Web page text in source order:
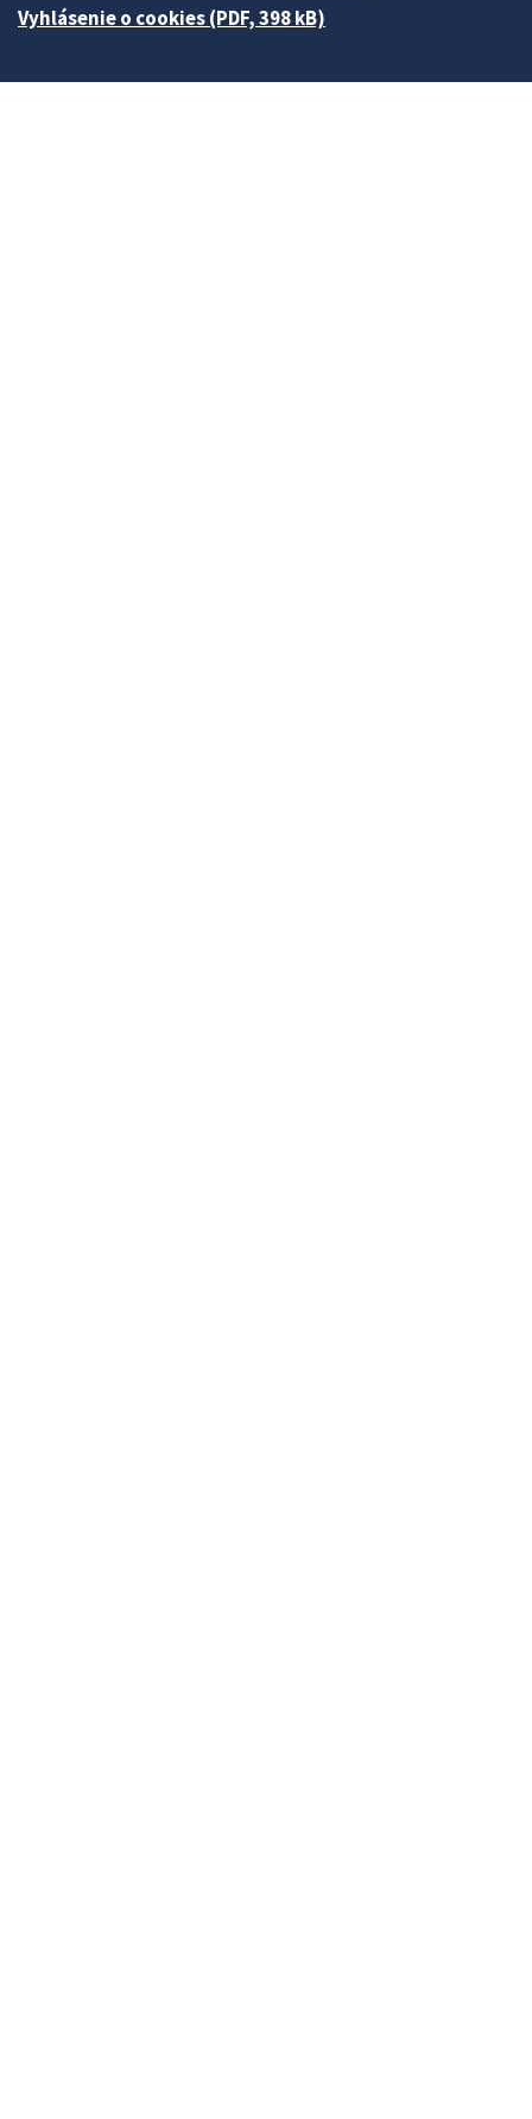
Vyhlásenie o cookies (PDF, 398 kB)